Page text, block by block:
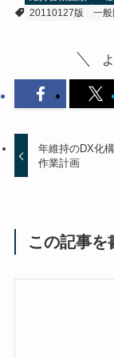
20110127版
一
年維持のDX化
作業計画
この記事を